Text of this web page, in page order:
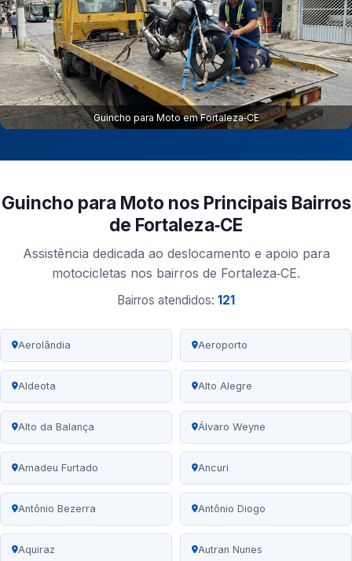
Guincho para Moto em Fortaleza‑CE
Guincho para Moto nos Principais Bairros
de Fortaleza‑CE
Assistência dedicada ao deslocamento e apoio para
motocicletas nos bairros de Fortaleza‑CE.
Bairros atendidos: 121
Aerolândia Aeroporto
Aldeota Alto Alegre
Alto da Balança Álvaro Weyne
Amadeu Furtado Ancuri
Antônio Bezerra Antônio Diogo
Aquiraz Autran Nunes